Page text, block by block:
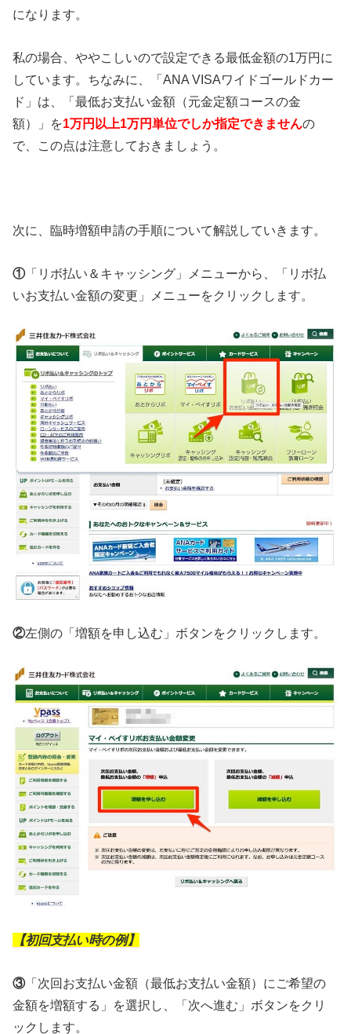
になります。
私の場合、ややこしいので設定できる最低金額の1万円に
しています。ちなみに、「ANA VISAワイドゴールドカー
ド」は、「最低お支払い金額（元金定額コースの金
額）」を1万円以上1万円単位でしか指定できませんの
で、この点は注意しておきましょう。
次に、臨時増額申請の手順について解説していきます。
①「リボ払い＆キャッシング」メニューから、「リボ払
いお支払い金額の変更」メニューをクリックします。
②左側の「増額を申し込む」ボタンをクリックします。
【初回支払い時の例】
③「次回お支払い金額（最低お支払い金額）にご希望の
金額を増額する」を選択し、「次へ進む」ボタンをクリ
ックします。